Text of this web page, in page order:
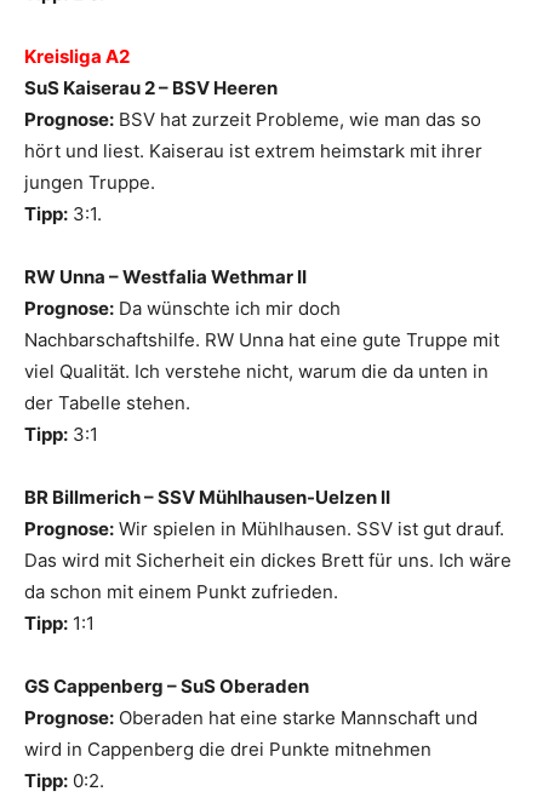
Kreisliga A2
SuS Kaiserau 2 – BSV Heeren
Prognose: BSV hat zurzeit Probleme, wie man das so
hört und liest. Kaiserau ist extrem heimstark mit ihrer
jungen Truppe.
Tipp: 3:1.
RW Unna – Westfalia Wethmar II
Prognose: Da wünschte ich mir doch
Nachbarschaftshilfe. RW Unna hat eine gute Truppe mit
viel Qualität. Ich verstehe nicht, warum die da unten in
der Tabelle stehen.
Tipp: 3:1
BR Billmerich – SSV Mühlhausen-Uelzen II
Prognose: Wir spielen in Mühlhausen. SSV ist gut drauf.
Das wird mit Sicherheit ein dickes Brett für uns. Ich wäre
da schon mit einem Punkt zufrieden.
Tipp: 1:1
GS Cappenberg – SuS Oberaden
Prognose: Oberaden hat eine starke Mannschaft und
wird in Cappenberg die drei Punkte mitnehmen
Tipp: 0:2.